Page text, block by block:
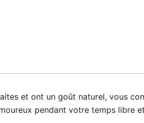
et ont un goût naturel, vous
pendant votre temps libre